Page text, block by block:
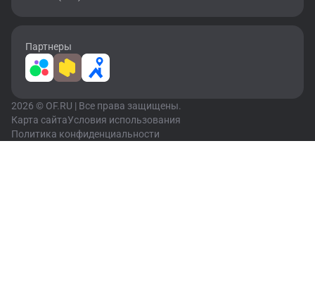
Партнеры
2026 © OF.RU | Все права защищены.
Карта сайтаУсловия использования
Политика конфиденциальности